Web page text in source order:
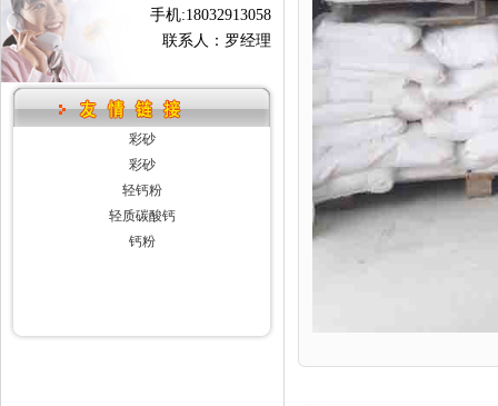
手机:18032913058
联系人：罗经理
彩砂
彩砂
轻钙粉
轻质碳酸钙
钙粉